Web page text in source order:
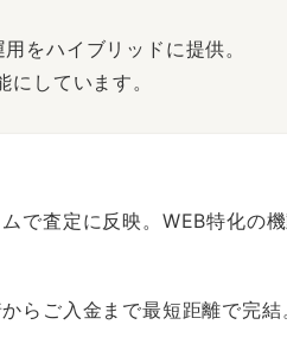
をハイブリッドに提供。
しています。
で査定に反映。WEB特化の
らご入金まで最短距離で完結